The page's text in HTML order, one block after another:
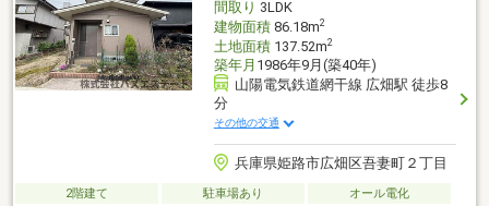
間取り 3LDK
建物面積86.18m2
土地面積137.52m2
築年月 1986年9月(築40年)
山陽電気鉄道網干線 広畑駅 徒歩8
分
その他の交通
兵庫県姫路市広畑区吾妻町２丁目
2階建て 駐車場あり
オール電化